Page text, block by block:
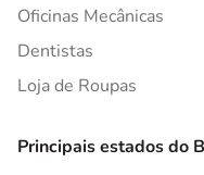
Oficinas Mecânicas
Dentistas
Loja de Roupas
Principais estados do